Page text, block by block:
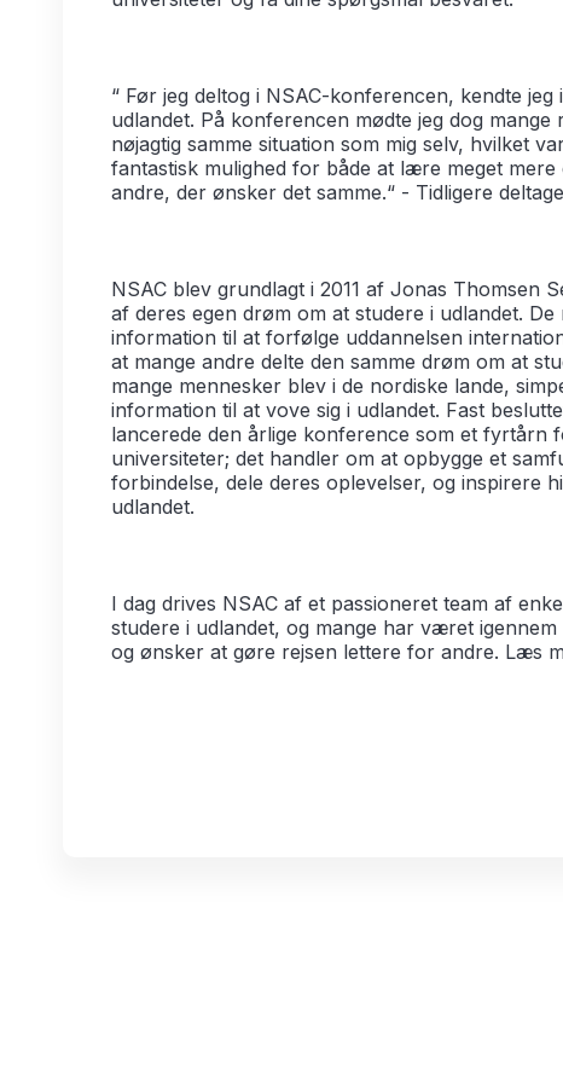
“ Før jeg deltog i NSAC-konferencen, kendte
udlandet. På konferencen mødte jeg dog
nøjagtig samme situation som mig selv, hvilket
fantastisk mulighed for både at lære meget
andre, der ønsker det samme.“ - Tidligere
NSAC blev grundlagt i 2011 af Jonas Thomsen
af deres egen drøm om at studere i udlandet.
information til at forfølge uddannelsen
at mange andre delte den samme drøm om at
mange mennesker blev i de nordiske lande,
information til at vove sig i udlandet. Fast
lancerede den årlige konference som et fyrtårn
universiteter; det handler om at opbygge et
forbindelse, dele deres oplevelser, og inspirere
udlandet.
I dag drives NSAC af et passioneret team af
studere i udlandet, og mange har været
og ønsker at gøre rejsen lettere for andre. Læs